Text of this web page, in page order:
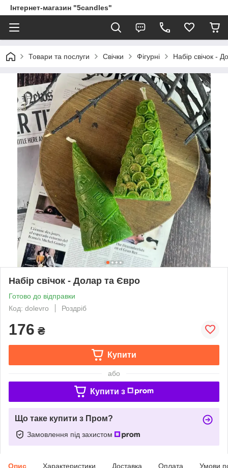
Інтернет-магазин "5candles"
Товари та послуги Свічки Фігурні Набір свічок -
Набір свічок - Долар та Євро
Готово до відправки
Код: dolevro
Роздріб
176 ₴
Купити
або
Купити з
Що таке купити з Пром?
Замовлення під захистом
Опис Характеристики Доставка Оплата Умови